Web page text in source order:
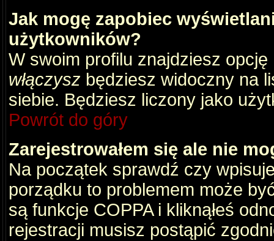
Jak mogę zapobiec
użytkowników?
W swoim profilu znajdziesz opcję
włączysz będziesz widoczny na
siebie. Będziesz liczony jako
Powrót do góry
Zarejestrowałem się ale nie
Na początek sprawdź czy
porządku to problemem może
są funkcje COPPA i kliknąłeś
rejestracji musisz postąpić